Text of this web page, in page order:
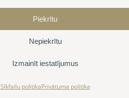
Piekrītu
Nepiekrītu
Izmainīt iestatījumus
Sīkfailu politikaPrivātuma politika